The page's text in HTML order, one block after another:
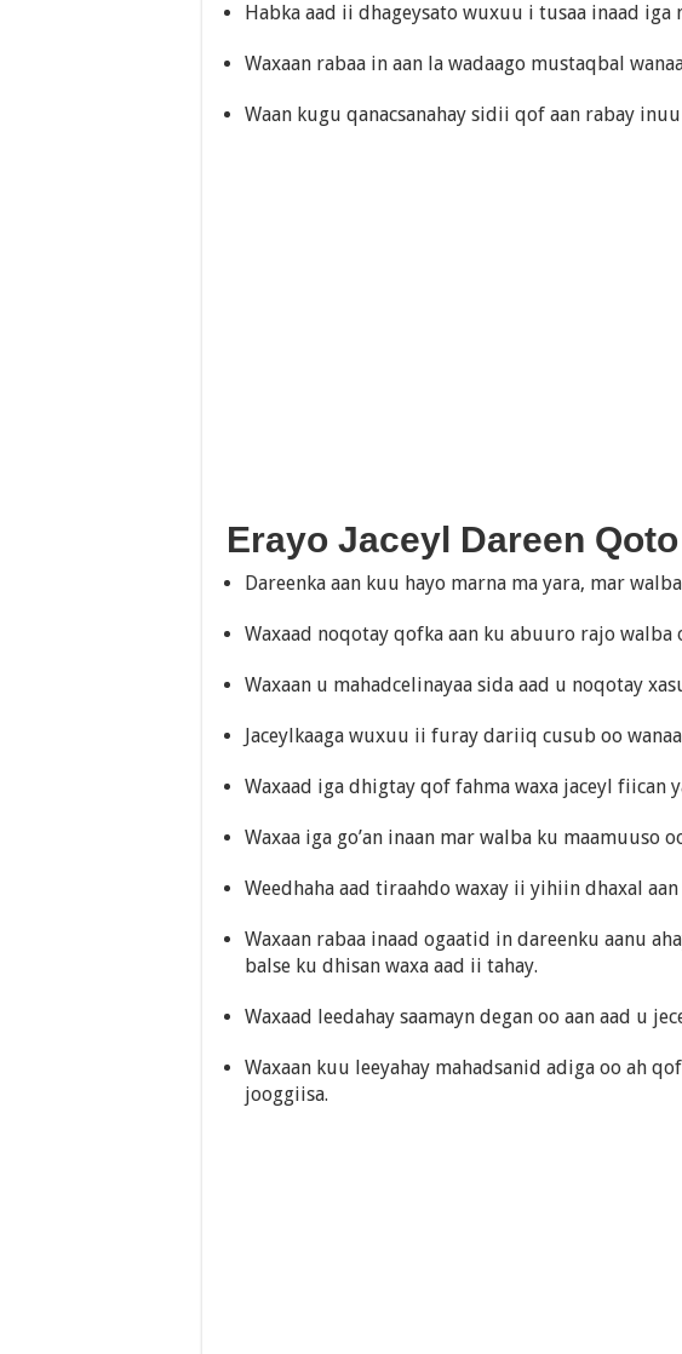
Habka aad ii dhageysato wuxuu i tusaa inaad iga
Waxaan rabaa in aan la wadaago mustaqbal
Waan kugu qanacsanahay sidii qof aan rabay
Erayo Jaceyl Dareen
Dareenka aan kuu hayo marna ma yara, mar
Waxaad noqotay qofka aan ku abuuro rajo walba
Waxaan u mahadcelinayaa sida aad u noqotay
Jaceylkaaga wuxuu ii furay dariiq cusub oo
Waxaad iga dhigtay qof fahma waxa jaceyl fiican
Waxaa iga go’an inaan mar walba ku maamuuso
Weedhaha aad tiraahdo waxay ii yihiin dhaxal
Waxaan rabaa inaad ogaatid in dareenku aanu
balse ku dhisan waxa aad ii tahay.
Waxaad leedahay saamayn degan oo aan aad u
Waxaan kuu leeyahay mahadsanid adiga oo ah
jooggiisa.